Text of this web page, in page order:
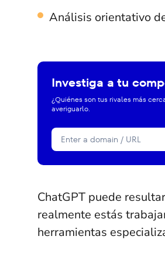
Análisis orientativo
Investiga a tu
¿Quiénes son tus rivales más
averiguarlo.
ChatGPT puede
realmente estás
herramientas